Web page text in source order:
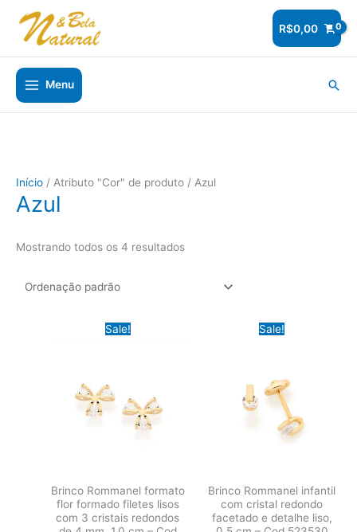
para
conteúdo
R$0,00
Menu
Início / Atributo "Cor" de produto / Azul
Azul
Mostrando todos os 4 resultados
Sale!
Brinco Rommanel formato
flor formado filetes lisos
com 3 cristais redondos
Sale!
Brinco Rommanel infantil
com cristal redondo
facetado e detalhe liso,